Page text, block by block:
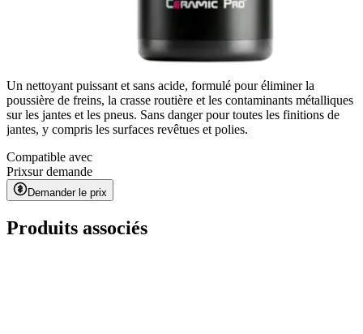
Un nettoyant puissant et sans acide, formulé pour éliminer la
poussière de freins, la crasse routière et les contaminants métalliques
sur les jantes et les pneus. Sans danger pour toutes les finitions de
jantes, y compris les surfaces revêtues et polies.
Compatible avec
Prixsur demande
Demander le prix
Produits associés